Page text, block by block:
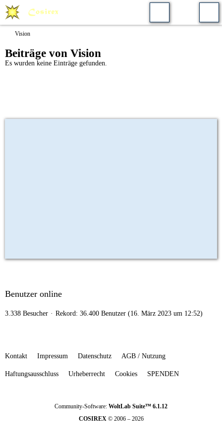
Vision
Beiträge von Vision
Es wurden keine Einträge gefunden.
Benutzer online
3.338 Besucher Rekord: 36.400 Benutzer (16. März 2023 um 12:52)
Kontakt Impressum Datenschutz AGB / Nutzung
Haftungsausschluss Urheberrecht Cookies SPENDEN
Community-Software: WoltLab Suite™ 6.1.12
COSIREX© 2006 – 2026